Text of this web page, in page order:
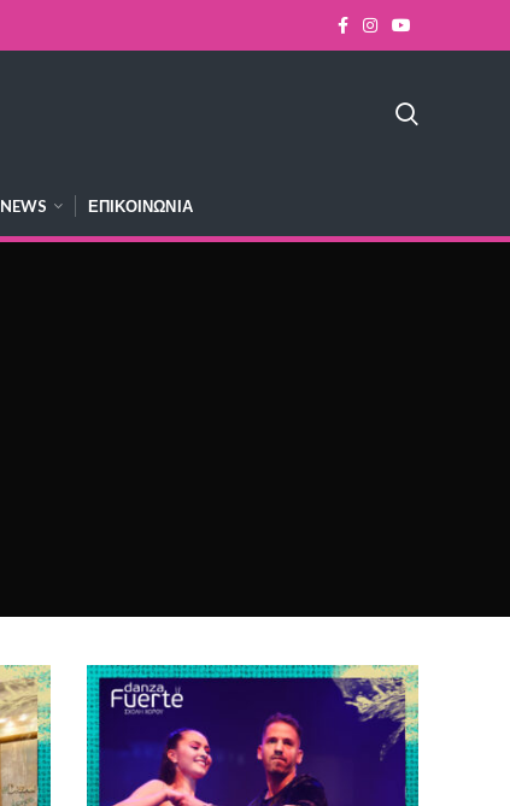
NEWS ΕΠΙΚΟΙΝΩΝΊΑ